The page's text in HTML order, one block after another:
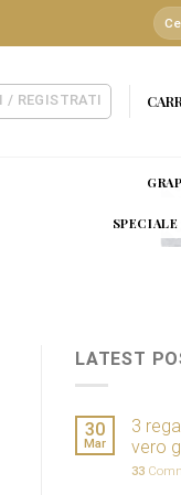
/ REGISTRATI
SPECIALE
LATEST
30
Mar
3
vero
33